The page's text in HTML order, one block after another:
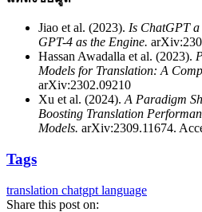
Jiao et al. (2023). Is ChatGPT
GPT-4 as the Engine.
Hassan Awadalla et al. (2023).
Models for Translation: A
arXiv:2302.09210
Xu et al. (2024). A Paradigm
Boosting Translation
Models. arXiv:2309.11674.
Tags
translation chatgpt language
Share this post on: